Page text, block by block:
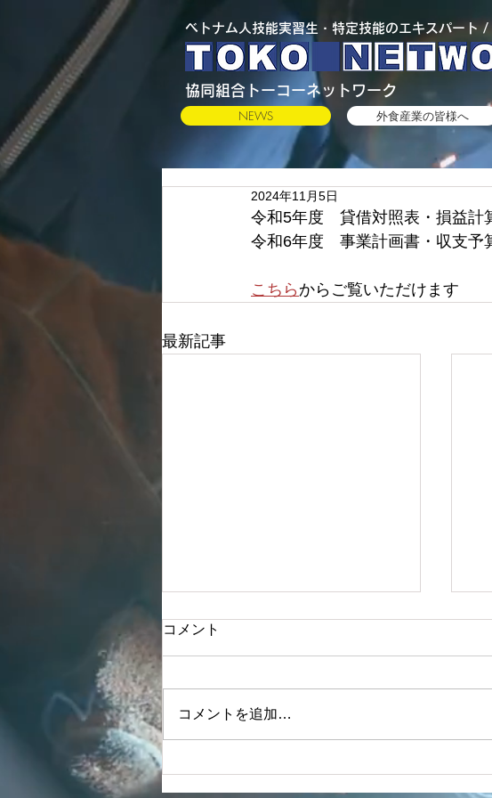
ベトナム人技能実習生・特定技能のエキスパート /
​協同組合トーコーネットワーク
NEWS 外食産業の皆様へ
2024年11月5日
令和5年度　貸借対照表・損益計
令和6年度　事業計画書・収支予
こちらからご覧いただけます
最新記事
令和６年度 貸借対照表・損
コメント
コメントを追加…